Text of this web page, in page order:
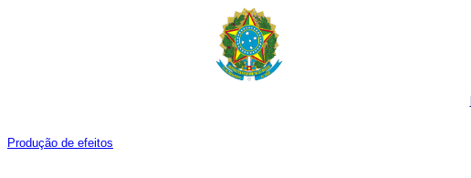
Produção de efeitos